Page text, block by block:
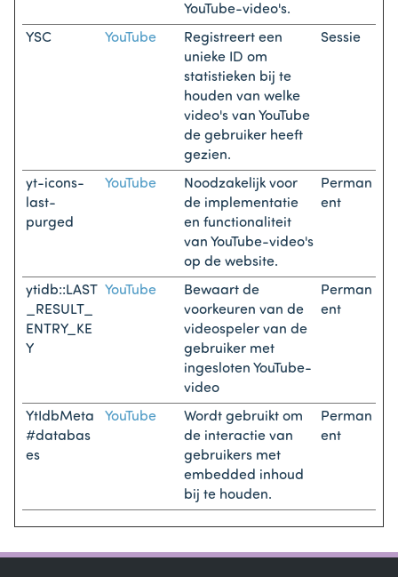
YouTube-video's.
YSC YouTube
Registreert een
unieke ID om
statistieken bij te
houden van welke
video's van YouTube
de gebruiker heeft
gezien.
Sessie
yt-icons-
last-
purged
YouTube
Noodzakelijk voor
de implementatie
en functionaliteit
van YouTube-video's
op de website.
Perman
ent
ytidb::LAST
_RESULT_
ENTRY_KE
Y
YouTube
Bewaart de
voorkeuren van de
videospeler van de
gebruiker met
ingesloten YouTube-
video
Perman
ent
YtIdbMeta
#databas
es
YouTube
Wordt gebruikt om
de interactie van
gebruikers met
embedded inhoud
bij te houden.
Perman
ent